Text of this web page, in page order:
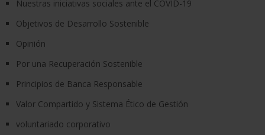
Nuestras iniciativas sociales ante el COVID-19
Objetivos de Desarrollo Sostenible
Opinión
Por una Recuperación Sostenible
Principios de Banca Responsable
Valor Compartido y Sistema Ético de Gestión
voluntariado corporativo